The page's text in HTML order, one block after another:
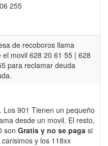
255
de recoboros llama
el movil 628 20 61 55 | 628
para reclamar deuda
Los 901 Tienen un pequeño
desde un movil. El resto,
son Gratis y no se paga si
y los 118xx